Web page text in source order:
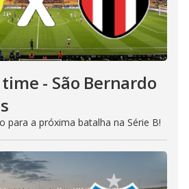
- São Bernardo
para a próxima batalha na Série B!